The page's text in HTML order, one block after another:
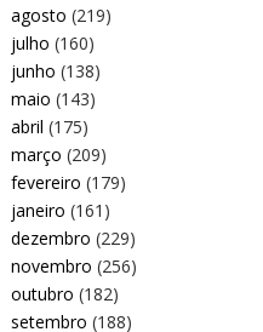
agosto (219)
julho (160)
junho (138)
maio (143)
abril (175)
março (209)
fevereiro (179)
janeiro (161)
dezembro (229)
novembro (256)
outubro (182)
setembro (188)